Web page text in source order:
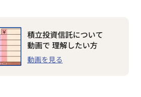
積立投資信託について
動画で 理解したい方
動画を見る